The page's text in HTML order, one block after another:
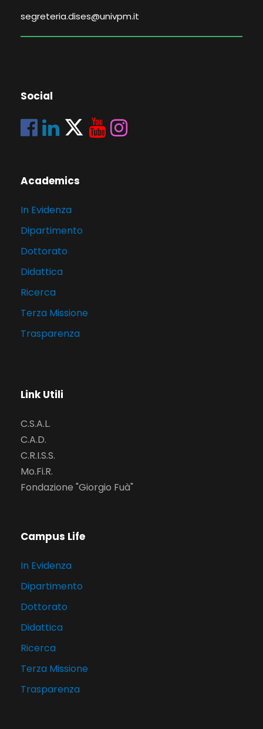
segreteria.dises@univpm.it
Social
Academics
In Evidenza
Dipartimento
Dottorato
Didattica
Ricerca
Terza Missione
Trasparenza
Link Utili
C.S.A.L.
C.A.D.
C.R.I.S.S.
Mo.Fi.R.
Fondazione "Giorgio Fuà"
Campus Life
In Evidenza
Dipartimento
Dottorato
Didattica
Ricerca
Terza Missione
Trasparenza